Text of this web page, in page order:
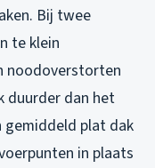
Bij twee
te klein
noodoverstorten
duurder dan het
gemiddeld plat dak
in plaats